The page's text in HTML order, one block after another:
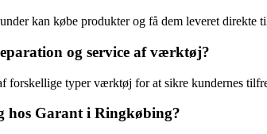
kan købe produkter og få dem leveret direkte
og service af værktøj?
forskellige typer værktøj for at sikre kundernes
hos Garant i Ringkøbing?